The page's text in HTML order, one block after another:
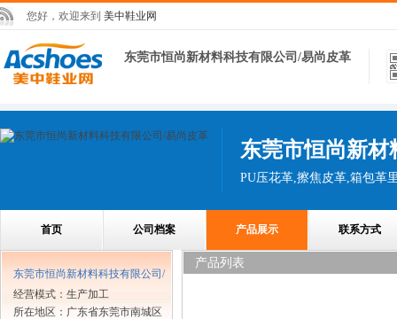
您好，欢迎来到 美中鞋业网
东莞市恒尚新材料科技有限公司/易尚皮革
东莞市恒尚新
首页 公司档案 产品展示 联系方式
东莞市恒尚新材料科技有限公司/
易尚皮革
经营模式：生产加工
所在地区：广东省东莞市南城区
产品列表